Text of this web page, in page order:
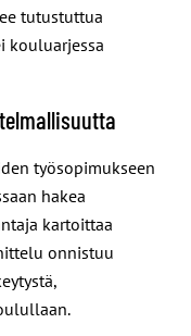
tutustuttua
kouluarjessa
työsopimukseen
hakea
kartoittaa
onnistuu